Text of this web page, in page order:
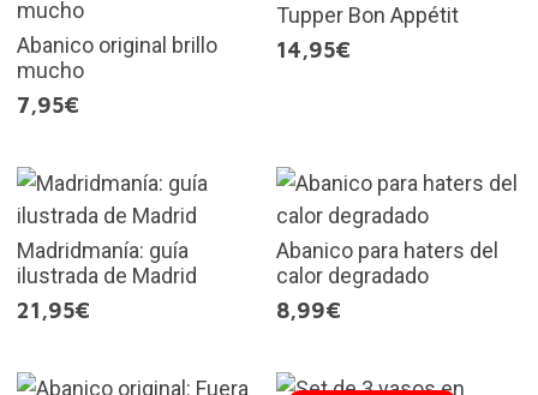
Abanico original brillo
mucho
7,95€
Tupper Bon Appétit
14,95€
Madridmanía: guía
ilustrada de Madrid
21,95€
Abanico para haters del
calor degradado
8,99€